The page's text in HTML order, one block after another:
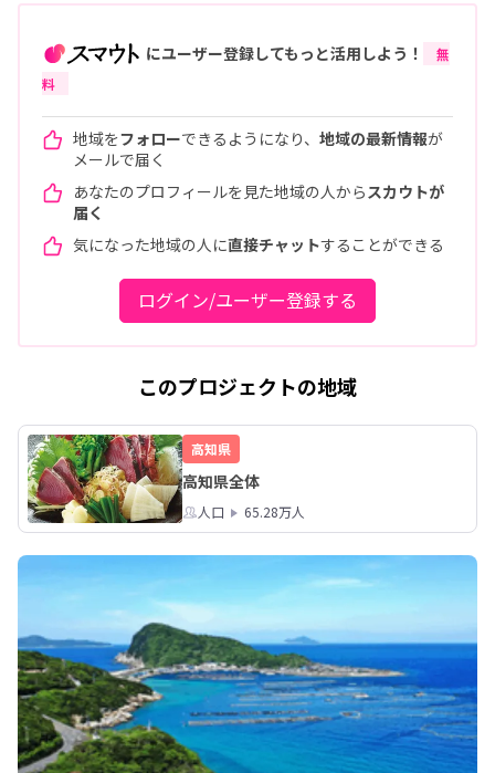
にユーザー登録してもっと活用しよう！
無
料
地域をフォローできるようになり、 地域の最新情報が
メールで届く
あなたのプロフィールを見た地域の人から スカウトが
届く
気になった地域の人に直接チャットすることができる
ログイン/ユーザー登録する
このプロジェクトの地域
高知県
高知県全体
人口 65.28万人